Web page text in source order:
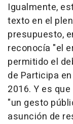
Igualmente,
texto en el
presupuesto,
reconocía "el
permitido el
de Participa
2016. Y es
"un gesto
asunción de